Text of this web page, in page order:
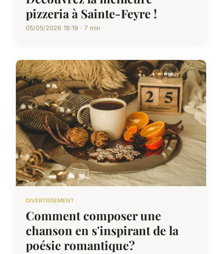
pizzeria à Sainte-Feyre !
05/05/2026 18:19 · 7 min
DIVERTISSEMENT
Comment composer une
chanson en s'inspirant de la
poésie romantique?